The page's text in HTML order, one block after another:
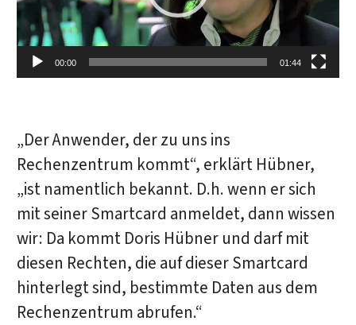
00:00 01:44
„Der Anwender, der zu uns ins
Rechenzentrum kommt“, erklärt Hübner,
„ist namentlich bekannt. D.h. wenn er sich
mit seiner Smartcard anmeldet, dann wissen
wir: Da kommt Doris Hübner und darf mit
diesen Rechten, die auf dieser Smartcard
hinterlegt sind, bestimmte Daten aus dem
Rechenzentrum abrufen.“